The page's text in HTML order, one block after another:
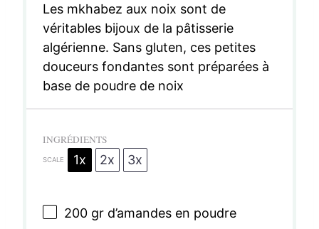
Les mkhabez aux noix sont de
véritables bijoux de la pâtisserie
algérienne. Sans gluten, ces petites
douceurs fondantes sont préparées à
base de poudre de noix
INGRÉDIENTS
SCALE 1x 2x 3x
200gr d’amandes en poudre